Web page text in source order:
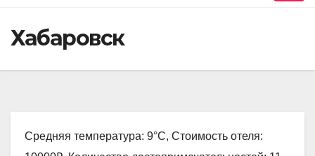
Хабаровск
Средняя температура: 9°C, Стоимость отеля: